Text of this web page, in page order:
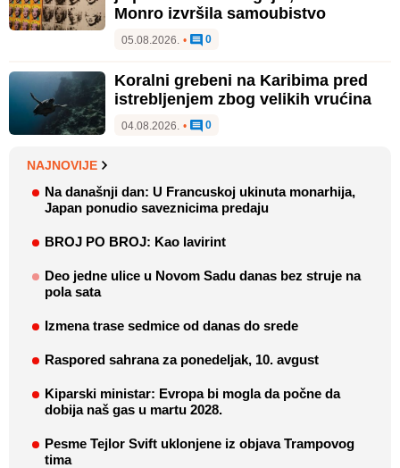
Monro izvršila samoubistvo
05.08.2026. • 0
Koralni grebeni na Karibima pred
istrebljenjem zbog velikih vrućina
04.08.2026. • 0
NAJNOVIJE
Na današnji dan: U Francuskoj ukinuta monarhija,
Japan ponudio saveznicima predaju
BROJ PO BROJ: Kao lavirint
Deo jedne ulice u Novom Sadu danas bez struje na
pola sata
Izmena trase sedmice od danas do srede
Raspored sahrana za ponedeljak, 10. avgust
Kiparski ministar: Evropa bi mogla da počne da
dobija naš gas u martu 2028.
Pesme Tejlor Svift uklonjene iz objava Trampovog
tima